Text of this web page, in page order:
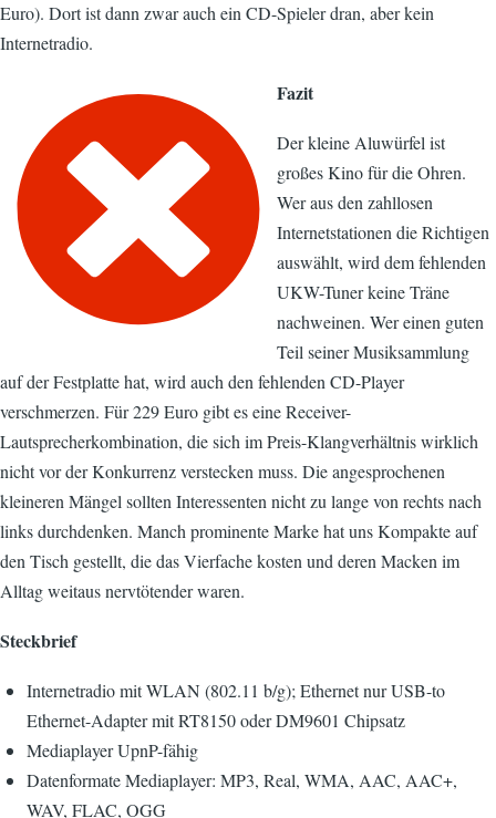
Euro). Dort ist dann zwar auch ein CD-Spieler dran, aber kein
Internetradio.
Fazit
Der kleine Aluwürfel ist
großes Kino für die Ohren.
Wer aus den zahllosen
Internetstationen die Richtigen
auswählt, wird dem fehlenden
UKW-Tuner keine Träne
nachweinen. Wer einen guten
Teil seiner Musiksammlung
auf der Festplatte hat, wird auch den fehlenden CD-Player
verschmerzen. Für 229 Euro gibt es eine Receiver-
Lautsprecherkombination, die sich im Preis-Klangverhältnis wirklich
nicht vor der Konkurrenz verstecken muss. Die angesprochenen
kleineren Mängel sollten Interessenten nicht zu lange von rechts nach
links durchdenken. Manch prominente Marke hat uns Kompakte auf
den Tisch gestellt, die das Vierfache kosten und deren Macken im
Alltag weitaus nervtötender waren.
Steckbrief
Internetradio mit WLAN (802.11 b/g); Ethernet nur USB-to
Ethernet-Adapter mit RT8150 oder DM9601 Chipsatz
Mediaplayer UpnP-fähig
Datenformate Mediaplayer: MP3, Real, WMA, AAC, AAC+,
WAV, FLAC, OGG